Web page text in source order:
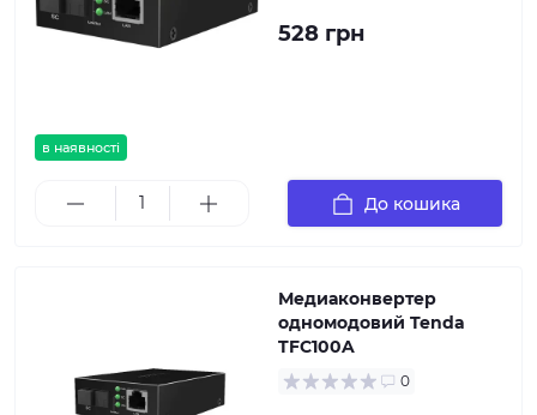
в наявності
528 грн
До кошика
Медиаконвертер
одномодовий Tenda
TFC100A
0